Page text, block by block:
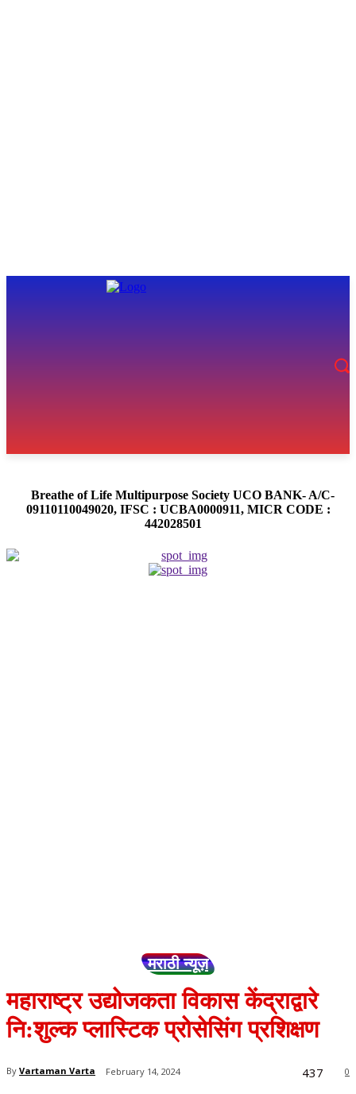
Breathe of Life Multipurpose Society UCO BANK- A/C-
09110110049020, IFSC : UCBA0000911, MICR CODE :
442028501
मराठी न्यूज़
महाराष्ट्र उद्योजकता विकास केंद्राद्वारे
नि:शुल्क प्लास्टिक प्रोसेसिंग प्रशिक्षण
By Vartaman Varta February 14, 2024 0
437